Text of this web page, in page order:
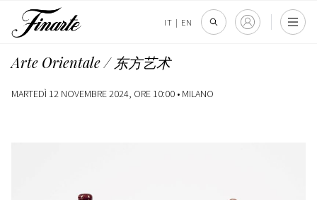
IT | EN
Arte Orientale / 东方艺术
MARTEDÌ 12 NOVEMBRE 2024, ORE 10:00 • MILANO